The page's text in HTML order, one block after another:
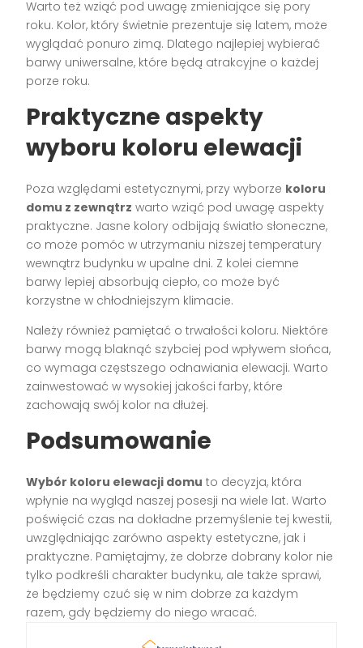
Warto też wziąć pod uwagę zmieniające się pory
roku. Kolor, który świetnie prezentuje się latem, może
wyglądać ponuro zimą. Dlatego najlepiej wybierać
barwy uniwersalne, które będą atrakcyjne o każdej
porze roku.
Praktyczne aspekty
wyboru koloru elewacji
Poza względami estetycznymi, przy wyborze koloru
domu z zewnątrz warto wziąć pod uwagę aspekty
praktyczne. Jasne kolory odbijają światło słoneczne,
co może pomóc w utrzymaniu niższej temperatury
wewnątrz budynku w upalne dni. Z kolei ciemne
barwy lepiej absorbują ciepło, co może być
korzystne w chłodniejszym klimacie.
Należy również pamiętać o trwałości koloru. Niektóre
barwy mogą blaknąć szybciej pod wpływem słońca,
co wymaga częstszego odnawiania elewacji. Warto
zainwestować w wysokiej jakości farby, które
zachowają swój kolor na dłużej.
Podsumowanie
Wybór koloru elewacji domu to decyzja, która
wpłynie na wygląd naszej posesji na wiele lat. Warto
poświęcić czas na dokładne przemyślenie tej kwestii,
uwzględniając zarówno aspekty estetyczne, jak i
praktyczne. Pamiętajmy, że dobrze dobrany kolor nie
tylko podkreśli charakter budynku, ale także sprawi,
że będziemy czuć się w nim dobrze za każdym
razem, gdy będziemy do niego wracać.